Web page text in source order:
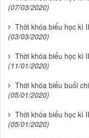
(07/03/2020)
Thời khóa biểu học kì
(03/03/2020)
Thời khóa biểu học kì
(11/01/2020)
Thời khóa biểu buổi
(05/01/2020)
Thời khóa biểu học kì
(05/01/2020)